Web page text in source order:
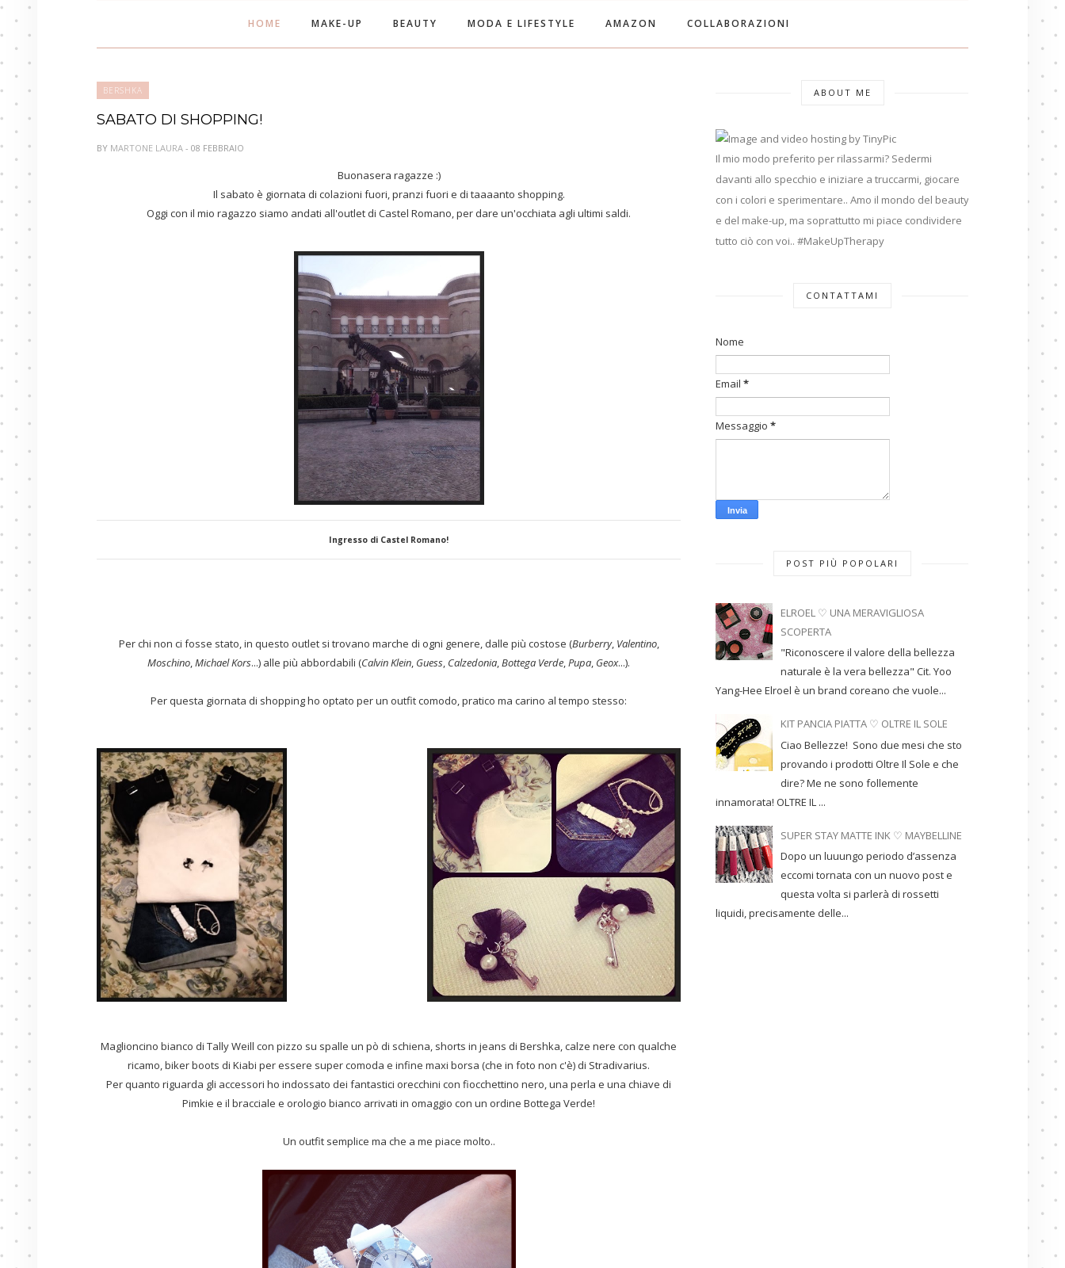
HOME MAKE-UP BEAUTY MODA E LIFESTYLE AMAZON COLLABORAZIONI
BERSHKA
SABATO DI SHOPPING!
BY MARTONE LAURA - 08 FEBBRAIO
Buonasera ragazze :)
Il sabato è giornata di colazioni fuori, pranzi fuori e di taaaanto shopping.
Oggi con il mio ragazzo siamo andati all'outlet di Castel Romano, per dare un'occhiata agli ultimi saldi.
Ingresso di Castel Romano!
Per chi non ci fosse stato, in questo outlet si trovano marche di ogni genere, dalle più costose (Burberry, Valentino,
Moschino,MichaelKors...) alle più abbordabili (CalvinKlein, Guess, Calzedonia,Bottega Verde,Pupa, Geox...).
Per questa giornata di shopping ho optato per un outfit comodo, pratico ma carino al tempo stesso:
Maglioncino bianco di Tally Weill con pizzo su spalle un pò di schiena, shorts in jeans di Bershka, calze nere con qualche
ricamo, biker boots di Kiabi per essere super comoda e infine maxi borsa (che in foto non c'è) di Stradivarius.
Per quanto riguarda gli accessori ho indossato dei fantastici orecchini con fiocchettino nero, una perla e una chiave di
Pimkie e il bracciale e orologio bianco arrivati in omaggio con un ordine Bottega Verde!
Un outfit semplice ma che a me piace molto..
ABOUT ME
Il mio modo preferito per rilassarmi? Sedermi
davanti allo specchio e iniziare a truccarmi, giocare
con i colori e sperimentare.. Amo il mondo del beauty
e del make-up, ma soprattutto mi piace condividere
tutto ciò con voi.. #MakeUpTherapy
CONTATTAMI
Nome
Email *
Messaggio *
POST PIÙ POPOLARI
ELROEL ♡ UNA MERAVIGLIOSA
SCOPERTA
"Riconoscere il valore della bellezza
naturale è la vera bellezza" Cit. Yoo
Yang-Hee Elroel è un brand coreano che vuole...
KIT PANCIA PIATTA ♡ OLTRE IL SOLE
Ciao Bellezze! Sono due mesi che sto
provando i prodotti Oltre Il Sole e che
dire? Me ne sono follemente
innamorata! OLTRE IL ...
SUPER STAY MATTE INK ♡ MAYBELLINE
Dopo un luuungo periodo d’assenza
eccomi tornata con un nuovo post e
questa volta si parlerà di rossetti
liquidi, precisamente delle...